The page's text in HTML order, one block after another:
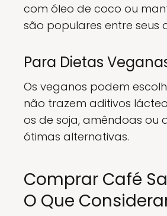
com óleo de coco ou
são populares entre seus
Para Dietas
Os veganos podem
não trazem aditivos
os de soja, amêndoas ou
ótimas alternativas.
Comprar Café
O Que